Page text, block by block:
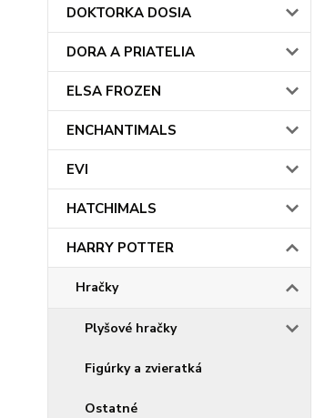
DOKTORKA DOSIA
DORA A PRIATELIA
ELSA FROZEN
ENCHANTIMALS
EVI
HATCHIMALS
HARRY POTTER
Hračky
Plyšové hračky
Figúrky a zvieratká
Ostatné